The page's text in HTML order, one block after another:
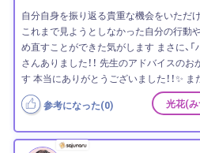
自分自身を振り返る貴重な機会をいただけ
これまで見ようとしなかった自分の行動
め直すことができた気がします まさに、
さんありました！！ 先生のアドバイスの
す 本当にありがとうございました！！✨ ま
参考になった(0) 光花(